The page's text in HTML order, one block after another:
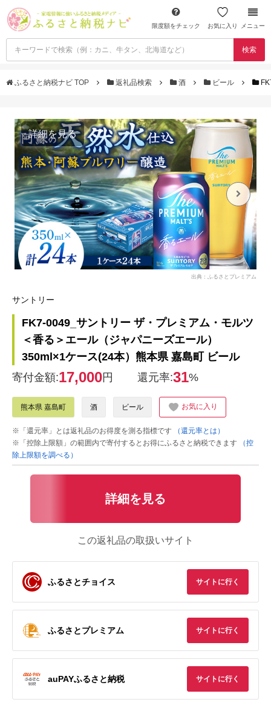
限度額をチェック お気に入り メニュー
検索
ふるさと納税ナビ TOP 返礼品検索 酒 ビール
詳細を見る
出典：ふるさとプレミアム
サントリー
FK7-0049_サントリー ザ・プレミアム・モルツ
＜香る＞エール（ジャパニーズエール）
350ml×1ケース(24本）熊本県 嘉島町 ビール
寄付金額:17,000円 還元率:31%
熊本県 嘉島町 酒 ビール お気に入り
※「還元率」とは返礼品のお得度を測る指標です
（還元率とは）
※「控除上限額」の範囲内で寄付するとお得にふるさと納税できます
（控
除上限額を調べる）
詳細を見る
この返礼品の取扱いサイト
ふるさとチョイス サイトに行く
ふるさとプレミアム サイトに行く
auPAYふるさと納税 サイトに行く